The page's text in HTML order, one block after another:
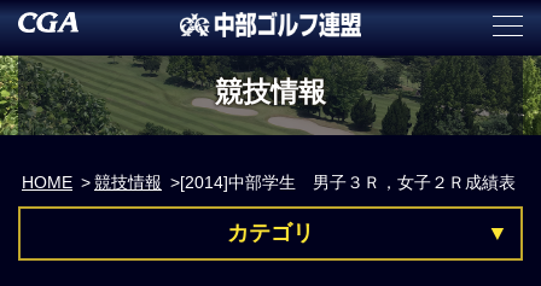
競技情報
HOME 競技情報 [2014]中部学生 男子３Ｒ，女子２Ｒ成績表
カテゴリ